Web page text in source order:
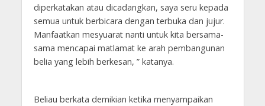
diperkatakan atau dicadangkan, saya seru kepada
semua untuk berbicara dengan terbuka dan jujur.
Manfaatkan mesyuarat nanti untuk kita bersama-
sama mencapai matlamat ke arah pembangunan
belia yang lebih berkesan, ” katanya.
Beliau berkata demikian ketika menyampaikan